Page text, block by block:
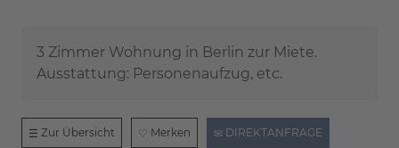
3 Zimmer Wohnung in Berlin zur Miete.
Ausstattung: Personenaufzug, etc.
Zur Übersicht Merken DIREKTANFRAGE